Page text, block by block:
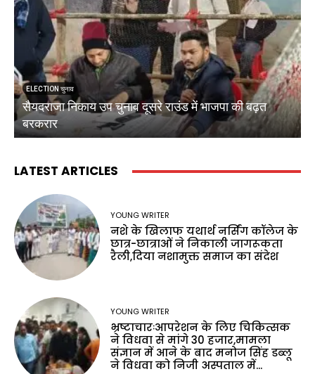
ELECTION चुनाव
सैयदराजा निकाय उप चुनाव दूसरे राउंड में भाजपा की बढ़त
बरकरार
LATEST ARTICLES
YOUNG WRITER
नशे के खिलाफ यथार्थ नर्सिंग कॉलेज के
छात्र-छात्राओं ने निकाली जागरूकता
रैली,दिया नशामुक्त समाज का संदेश
YOUNG WRITER
भ्रष्टाचारःआपरेशन के लिए चिकित्सक
ने विधवा से मांगे 30 हजार,मामला
संज्ञान में आने के बाद मनोज सिंह डब्लू
ने विधवा को निजी अस्पताल में...